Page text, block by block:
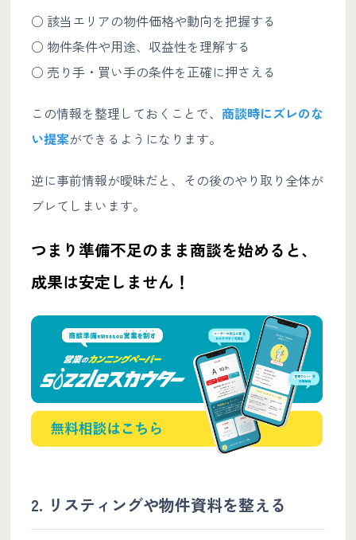
○ 該当エリアの物件価格や動向を把握する
○ 物件条件や用途、収益性を理解する
○ 売り手・買い手の条件を正確に押さえる
この情報を整理しておくことで、 商談時にズレのな
い提案ができるようになります。
逆に事前情報が曖昧だと、その後のやり取り全体が
ブレてしまいます。
つまり準備不足のまま商談を始めると、
成果は安定しません！
2. リスティングや物件資料を整える